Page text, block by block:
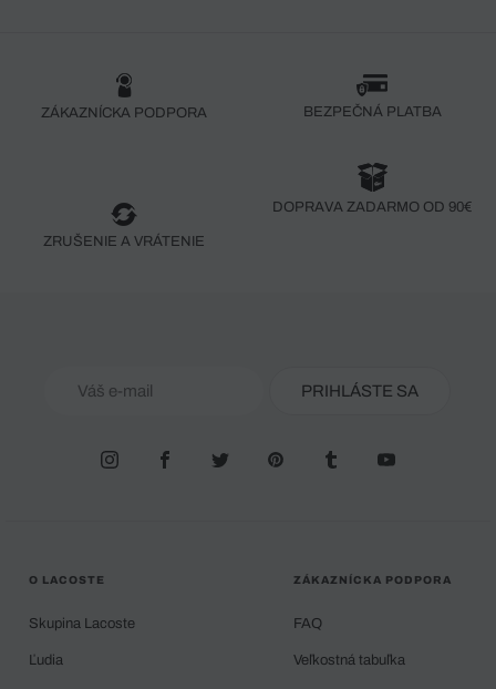
ZÁKAZNÍCKA PODPORA BEZPEČNÁ PLATBA
ZRUŠENIE A VRÁTENIE
DOPRAVA ZADARMO OD 90€
PRIHLÁSTE SA
O LACOSTE
Skupina Lacoste
Ľudia
ZÁKAZNÍCKA PODPORA
FAQ
Veľkostná tabuľka